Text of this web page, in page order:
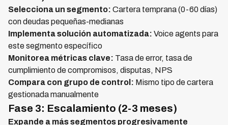
Selecciona un segmento: Cartera temprana (0-60 días)
con deudas pequeñas-medianas
Implementa solución automatizada: Voice agents para
este segmento específico
Monitorea métricas clave: Tasa de error, tasa de
cumplimiento de compromisos, disputas, NPS
Compara con grupo de control: Mismo tipo de cartera
gestionada manualmente
Fase 3: Escalamiento (2-3 meses)
Expande a más segmentos progresivamente